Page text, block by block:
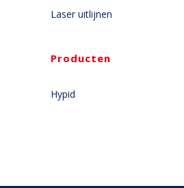
Laser uitlijnen
Producten
Hypid